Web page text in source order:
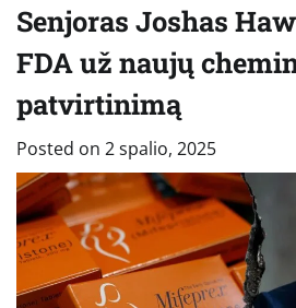
Senjoras Joshas
FDA už naujų
patvirtinimą
Posted on 2 spalio, 2025